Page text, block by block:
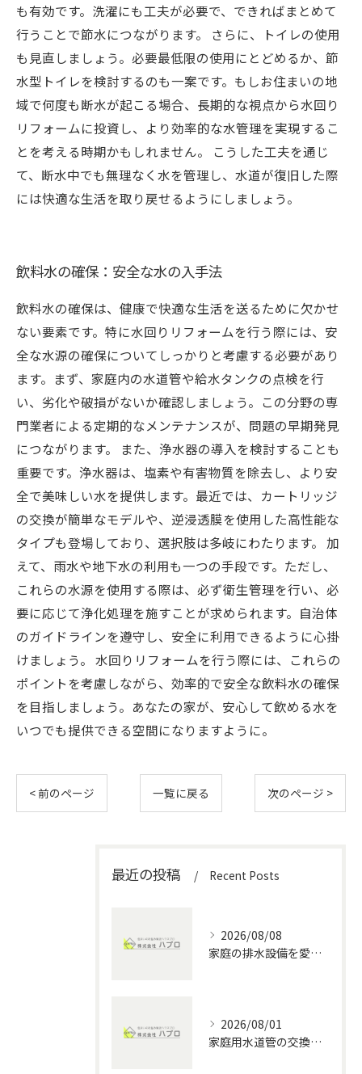
も有効です。洗濯にも工夫が必要で、できればまとめて
行うことで節水につながります。 さらに、トイレの使用
も見直しましょう。必要最低限の使用にとどめるか、節
水型トイレを検討するのも一案です。もしお住まいの地
域で何度も断水が起こる場合、長期的な視点から水回り
リフォームに投資し、より効率的な水管理を実現するこ
とを考える時期かもしれません。 こうした工夫を通じ
て、断水中でも無理なく水を管理し、水道が復旧した際
には快適な生活を取り戻せるようにしましょう。
飲料水の確保：安全な水の入手法
飲料水の確保は、健康で快適な生活を送るために欠かせ
ない要素です。特に水回りリフォームを行う際には、安
全な水源の確保についてしっかりと考慮する必要があり
ます。まず、家庭内の水道管や給水タンクの点検を行
い、劣化や破損がないか確認しましょう。この分野の専
門業者による定期的なメンテナンスが、問題の早期発見
につながります。 また、浄水器の導入を検討することも
重要です。浄水器は、塩素や有害物質を除去し、より安
全で美味しい水を提供します。最近では、カートリッジ
の交換が簡単なモデルや、逆浸透膜を使用した高性能な
タイプも登場しており、選択肢は多岐にわたります。 加
えて、雨水や地下水の利用も一つの手段です。ただし、
これらの水源を使用する際は、必ず衛生管理を行い、必
要に応じて浄化処理を施すことが求められます。自治体
のガイドラインを遵守し、安全に利用できるように心掛
けましょう。 水回りリフォームを行う際には、これらの
ポイントを考慮しながら、効率的で安全な飲料水の確保
を目指しましょう。あなたの家が、安心して飲める水を
いつでも提供できる空間になりますように。
< 前のページ 一覧に戻る 次のページ >
最近の投稿 Recent Posts
2026/08/08
家庭の排水設備を愛知県で安全に管理する水回りメンテナンス徹底ガイド
2026/08/01
家庭用水道管の交換方法と水回りメンテナンスの費用・DIYポイント徹底解説